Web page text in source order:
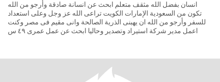
انسان بفضل الله مثقف متعلم ابحث عن انسانة صادقة وأرجو من الله
تكون من السعودية الإمارات الكويت تراعى الله عز وجل وعلى استعداد
للسفر وأرجو من الله ان يهبنى الذرية الصالحة وانى مقيم فى مصر وكنت
اعمل مدير شركة استيراد وتصدير وحاليا ابحث عن عمل عمرى ٤٩ س